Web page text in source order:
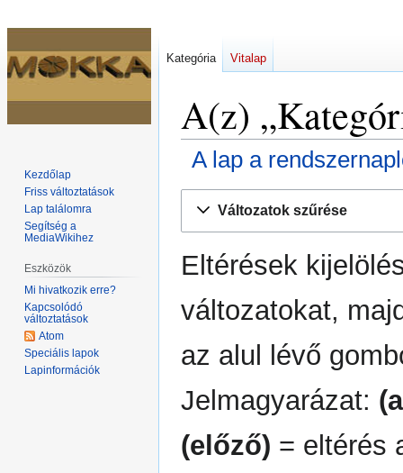
A(z)
A lap a
Változatok szűrése
Eltérések
változatokat,
az alul lévő
Jelmagyarázat:
(előző) = eltérés
Kategória Vitalap
Kezdőlap
Friss változtatások
Lap találomra
Segítség a
MediaWikihez
Eszközök
Mi hivatkozik erre?
Kapcsolódó
változtatások
Atom
Speciális lapok
Lapinformációk